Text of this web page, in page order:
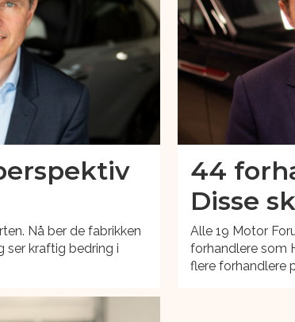
Nå ber de fabrikken
ser kraftig bedring i
44
Disse
Alle 19 Motor
forhandlere som
flere forhandlere